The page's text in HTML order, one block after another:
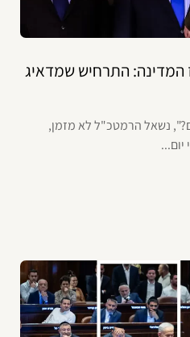
התרחיש שמדאיג
נשאל הרמטכ"ל לא מזמן,